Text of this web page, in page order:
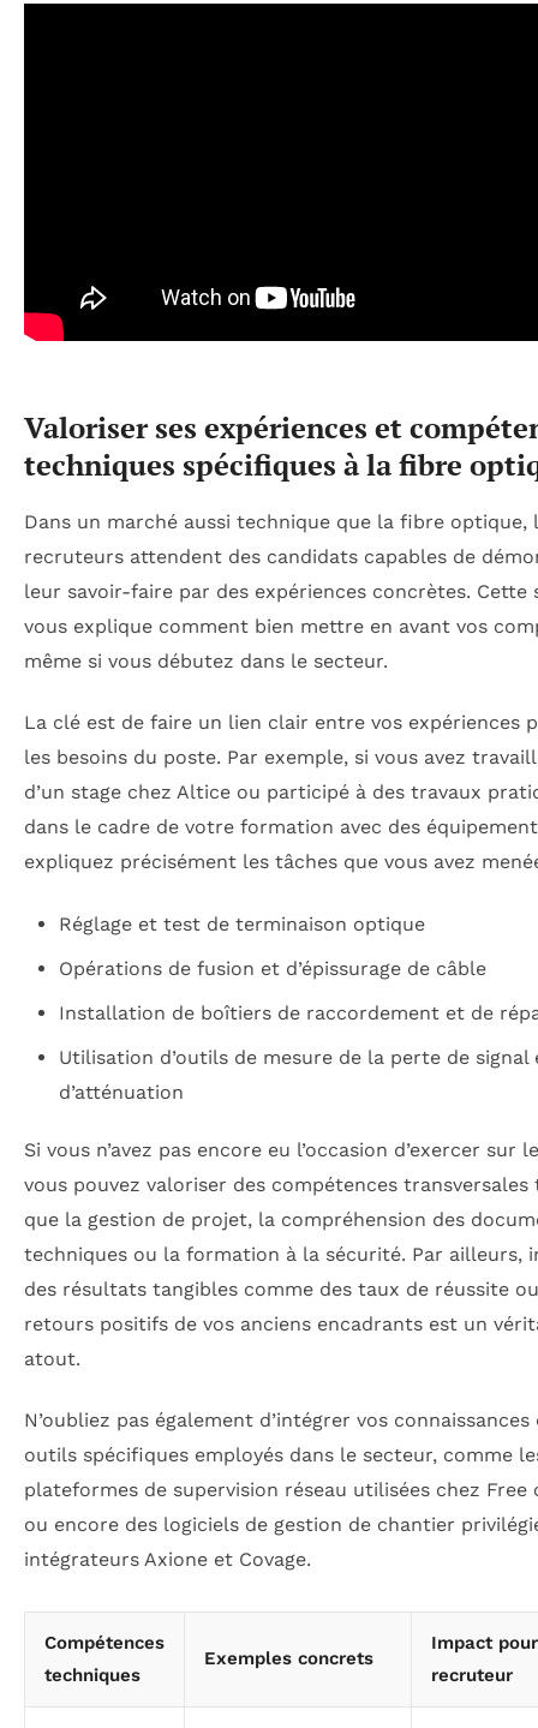
Valoriser ses expériences et
techniques spécifiques à la fibre
Dans un marché aussi technique que la fibre optique,
recruteurs attendent des candidats capables de
leur savoir-faire par des expériences concrètes. Cette
vous explique comment bien mettre en avant vos
même si vous débutez dans le secteur.
La clé est de faire un lien clair entre vos expériences
les besoins du poste. Par exemple, si vous avez
d’un stage chez Altice ou participé à des travaux
dans le cadre de votre formation avec des
expliquez précisément les tâches que vous avez
Réglage et test de terminaison optique
Opérations de fusion et d’épissurage de câble
Installation de boîtiers de raccordement et de
Utilisation d’outils de mesure de la perte de signal
d’atténuation
Si vous n’avez pas encore eu l’occasion d’exercer sur
vous pouvez valoriser des compétences transversales
que la gestion de projet, la compréhension des
techniques ou la formation à la sécurité. Par ailleurs,
des résultats tangibles comme des taux de réussite
retours positifs de vos anciens encadrants est un
atout.
N’oubliez pas également d’intégrer vos connaissances
outils spécifiques employés dans le secteur, comme
plateformes de supervision réseau utilisées chez Free
ou encore des logiciels de gestion de chantier
intégrateurs Axione et Covage.
Compétences
techniques
Exemples concrets
Impact
recruteur